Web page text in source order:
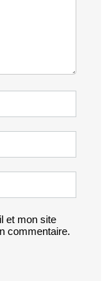
et mon site
commentaire.